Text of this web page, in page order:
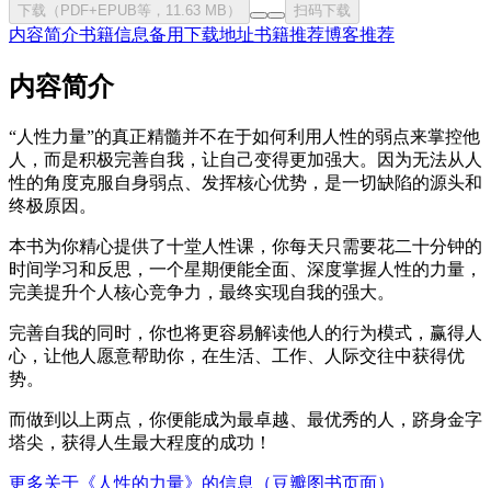
下载（PDF+EPUB等，11.63 MB） 扫码下载
内容简介书籍信息备用下载地址书籍推荐博客推荐
内容简介
“人性力量”的真正精髓并不在于如何利用人性的弱点来掌控他
人，而是积极完善自我，让自己变得更加强大。因为无法从人
性的角度克服自身弱点、发挥核心优势，是一切缺陷的源头和
终极原因。
本书为你精心提供了十堂人性课，你每天只需要花二十分钟的
时间学习和反思，一个星期便能全面、深度掌握人性的力量，
完美提升个人核心竞争力，最终实现自我的强大。
完善自我的同时，你也将更容易解读他人的行为模式，赢得人
心，让他人愿意帮助你，在生活、工作、人际交往中获得优
势。
而做到以上两点，你便能成为最卓越、最优秀的人，跻身金字
塔尖，获得人生最大程度的成功！
更多关于《人性的力量》的信息（豆瓣图书页面）